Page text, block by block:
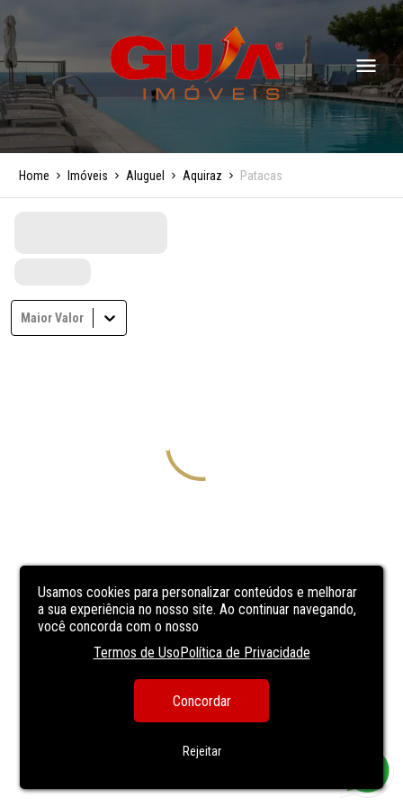
Usamos cookies para personalizar conteúdos e melhorar
a sua experiência no nosso site. Ao continuar navegando,
você concorda com o nosso
Termos de UsoPolítica de Privacidade
Concordar
Rejeitar
Home Imóveis Aluguel Aquiraz Patacas
Maior Valor